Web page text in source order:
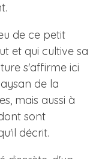
de ce petit
et qui cultive sa
s'affirme ici
de la
mais aussi à
sont
décrit.